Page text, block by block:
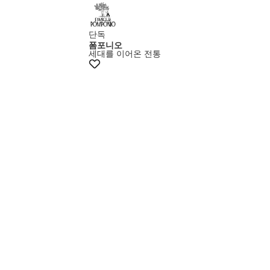
단독
폼포니오
세대를 이어온 전통